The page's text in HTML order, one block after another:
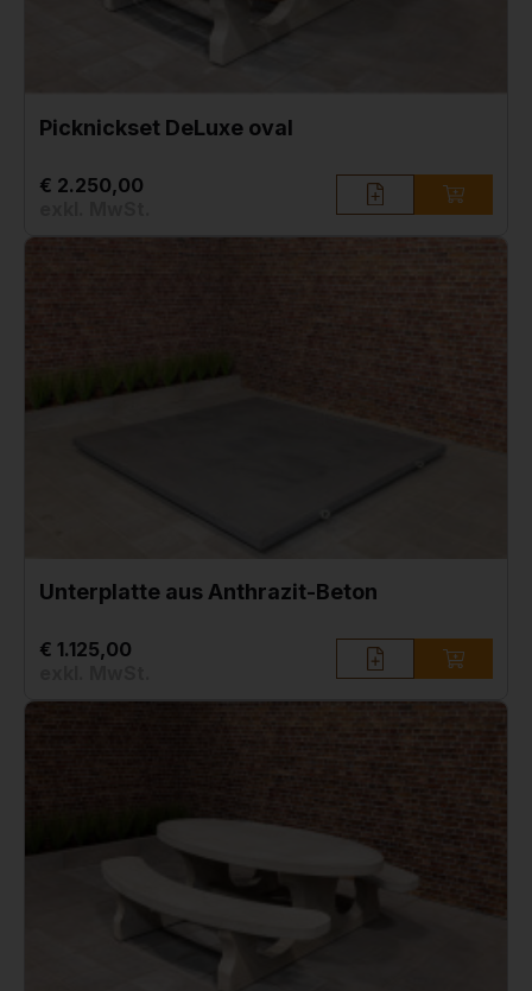
Picknickset DeLuxe oval
€ 2.250,00
Unterplatte aus Anthrazit-Beton
€ 1.125,00